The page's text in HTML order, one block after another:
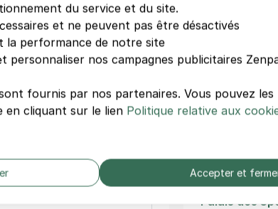
Poissonnière
La Cigale
Notre-Dame-
Château
théâtres/
Paris
Palais des
du service et du site.
et ne peuvent pas être désactivés
la performance de notre site
personnaliser nos campagnes publicitaires
fournis par nos partenaires. Vous pouvez
cliquant sur le lien Politique relative aux
Accepter et